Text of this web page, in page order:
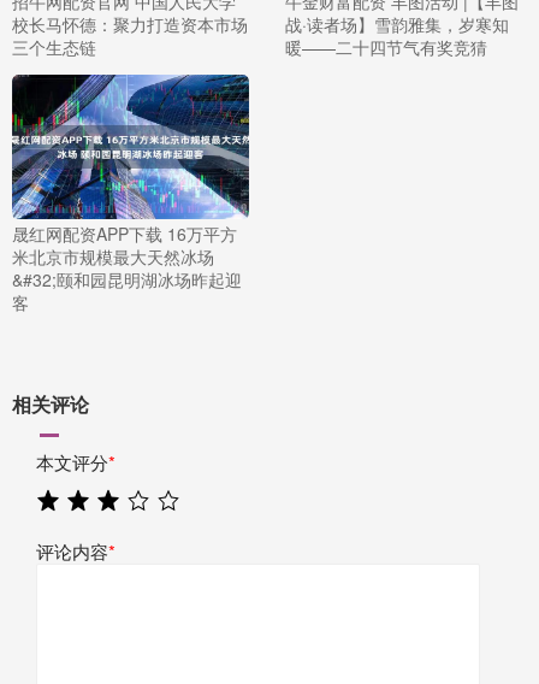
校长马怀德：聚力打造资本市场
三个生态链
战·读者场】雪韵雅集，岁寒知
暖——二十四节气有奖竞猜
晟红网配资APP下载 16万平方
米北京市规模最大天然冰场
&#32;颐和园昆明湖冰场昨起迎
客
相关评论
本文评分*
评论内容*